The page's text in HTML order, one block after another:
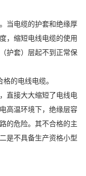
当电缆的护套和绝缘厚
，缩短电线电缆的使用
护套）层起不到正常保
的电线电缆。
直接大大缩短了电线电
高温环境下，绝缘层容
的危险。其不合格的主
是不具备生产资格小型